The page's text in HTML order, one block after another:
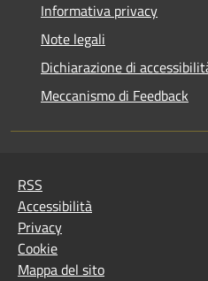
Informativa privacy
Note legali
Dichiarazione di
Meccanismo di Feedback
RSS
Accessibilità
Privacy
Cookie
Mappa del sito